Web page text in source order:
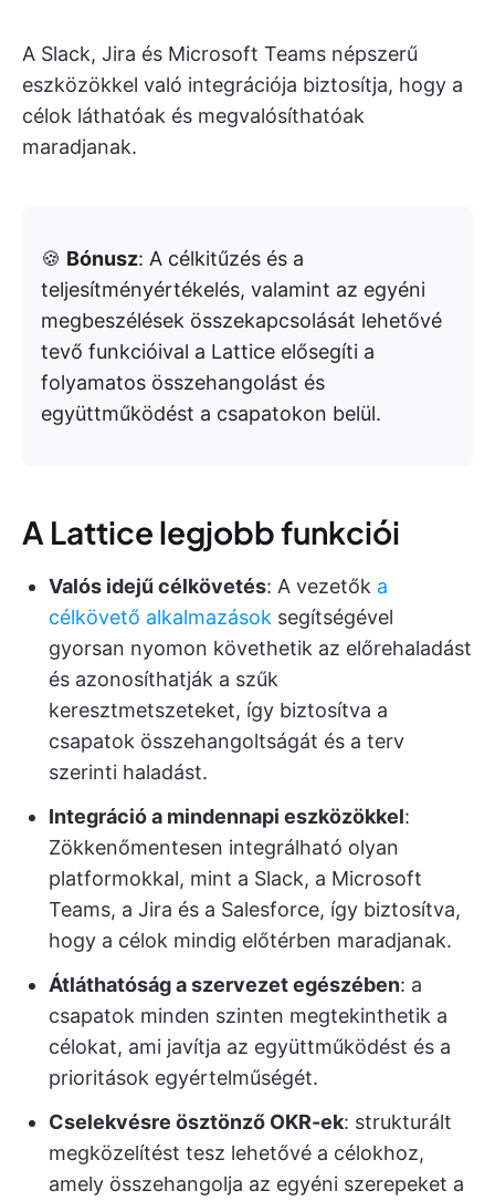
A Slack, Jira és Microsoft Teams népszerű
eszközökkel való integrációja biztosítja, hogy a
célok láthatóak és megvalósíthatóak
maradjanak.
🍪 Bónusz: A célkitűzés és a
teljesítményértékelés, valamint az egyéni
megbeszélések összekapcsolását lehetővé
tevő funkcióival a Lattice elősegíti a
folyamatos összehangolást és
együttműködést a csapatokon belül.
A Lattice legjobb funkciói
Valós idejű célkövetés: A vezetők a
célkövető alkalmazások segítségével
gyorsan nyomon követhetik az előrehaladást
és azonosíthatják a szűk
keresztmetszeteket, így biztosítva a
csapatok összehangoltságát és a terv
szerinti haladást.
Integráció a mindennapi eszközökkel:
Zökkenőmentesen integrálható olyan
platformokkal, mint a Slack, a Microsoft
Teams, a Jira és a Salesforce, így biztosítva,
hogy a célok mindig előtérben maradjanak.
Átláthatóság a szervezet egészében: a
csapatok minden szinten megtekinthetik a
célokat, ami javítja az együttműködést és a
prioritások egyértelműségét.
Cselekvésre ösztönző OKR-ek: strukturált
megközelítést tesz lehetővé a célokhoz,
amely összehangolja az egyéni szerepeket a